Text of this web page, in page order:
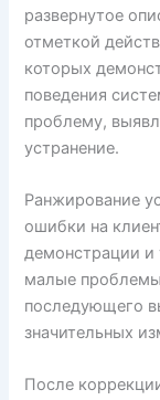
развернутое
отметкой
которых
поведения
проблему,
устранение.
Ранжирование
ошибки на
демонстрации и
малые
последующего
значительных
После